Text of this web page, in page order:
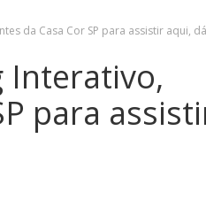
da Casa Cor SP para assistir aqui,
Interativo,
para